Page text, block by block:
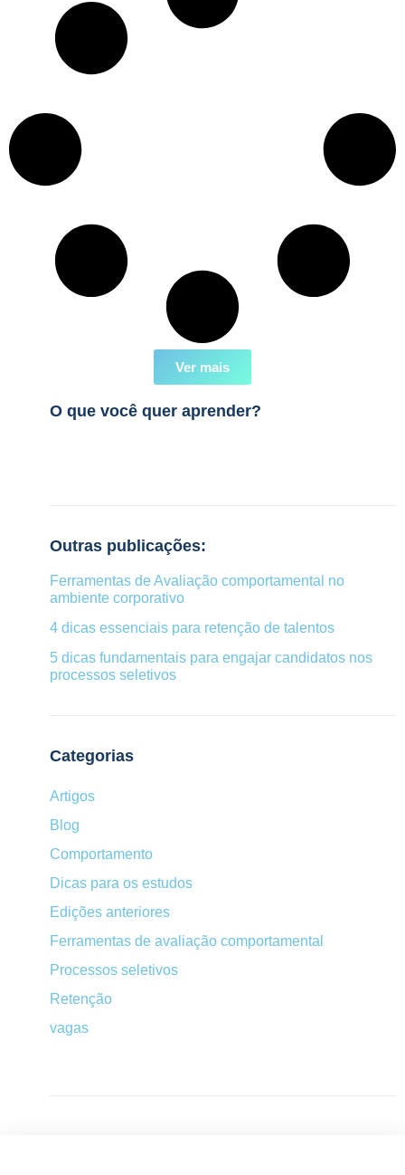
Ver mais
O que você quer aprender?
Outras publicações:
Ferramentas de Avaliação comportamental no
ambiente corporativo
4 dicas essenciais para retenção de talentos
5 dicas fundamentais para engajar candidatos nos
processos seletivos
Categorias
Artigos
Blog
Comportamento
Dicas para os estudos
Edições anteriores
Ferramentas de avaliação comportamental
Processos seletivos
Retenção
vagas